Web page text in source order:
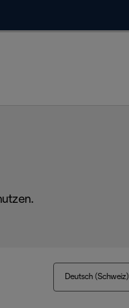
Deutsch (Schweiz)